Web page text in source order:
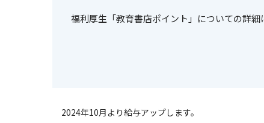
福利厚生「教育書店ポイント」についての詳細
2024年10月より給与アップします。